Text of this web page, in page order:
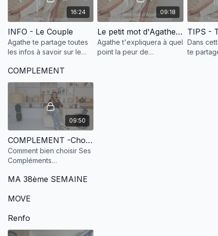
16:24
INFO - Le Couple
Agathe te partage toutes
les infos à savoir sur le
bébé !
09:18
Le petit mot d'Agathe - Focus peur de l'accouchement
Agathe t'expliquera à quel
point la peur de
Dans
te
COMPLEMENT
09:50
COMPLEMENT -Choisir Ses Compléments Alimentaires
Comment bien choisir Ses
Compléments
MA 38ème SEMAINE
MOVE
Renfo